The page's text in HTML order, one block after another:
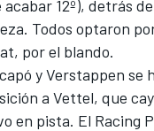
12º), detrás
Todos optaron
por el blando.
y Verstappen se
a Vettel, que
en pista. El Racing